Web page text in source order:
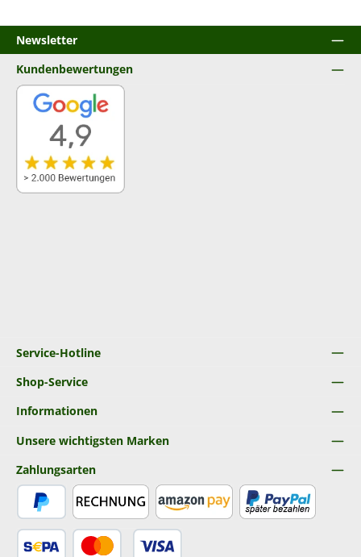
Newsletter
Service-Hotline
Shop-Service
Informationen
Unsere wichtigsten Marken
Kundenbewertungen
Zahlungsarten